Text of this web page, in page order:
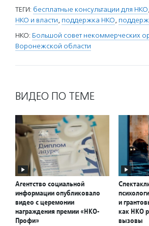
ТЕГИ: бесплатные консультации для НКО,
НКО и власти, поддержка НКО,
НКО: Большой совет некоммерческих
Воронежской области
ВИДЕО ПО ТЕМЕ
Агентство социальной
информации опубликовало
видео с церемонии
награждения премии «НКО-
Профи»
и
как НКО
вызовы